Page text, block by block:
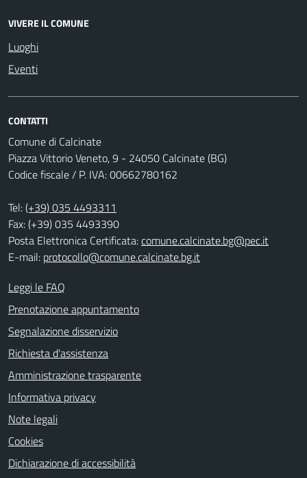
VIVERE IL COMUNE
Luoghi
Eventi
CONTATTI
Comune di Calcinate
Piazza Vittorio Veneto, 9 - 24050 Calcinate (BG)
Codice fiscale / P. IVA: 00662780162
Tel:(+39) 035 4493311
Fax: (+39) 035 4493390
Posta Elettronica Certificata:comune.calcinate.bg@pec.it
E-mail: protocollo@comune.calcinate.bg.it
Leggi le FAQ
Prenotazione appuntamento
Segnalazione disservizio
Richiesta d'assistenza
Amministrazione trasparente
Informativa privacy
Note legali
Cookies
Dichiarazione di accessibilità